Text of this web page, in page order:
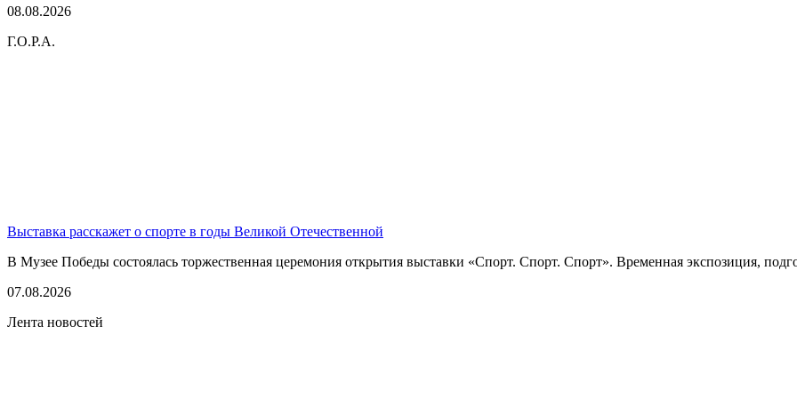
08.08.2026
Г.О.Р.А.
Выставка расскажет о спорте в годы Великой Отечественной
В Музее Победы состоялась торжественная церемония открытия выставки «Спорт. Спорт. Спорт». Временная экспозиция,
07.08.2026
Лента новостей